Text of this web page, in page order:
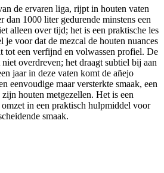
de ervaren liga, rijpt in houten vaten
dan 1000 liter gedurende minstens een
alleen over tijd; het is een praktische les
voor dat de mezcal de houten nuances
tot een verfijnd en volwassen profiel. De
overdreven; het draagt subtiel bij aan
jaar in deze vaten komt de añejo
eenvoudige maar versterkte smaak, een
houten metgezellen. Het is een
in een praktisch hulpmiddel voor
smaak.